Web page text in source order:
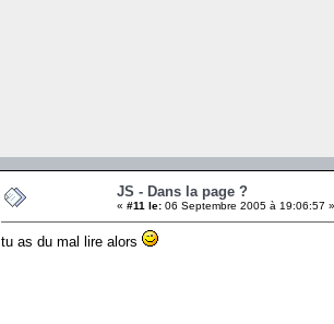
JS - Dans la page ?
« #11 le: 06 Septembre 2005 à 19:06:57 »
tu as du mal lire alors